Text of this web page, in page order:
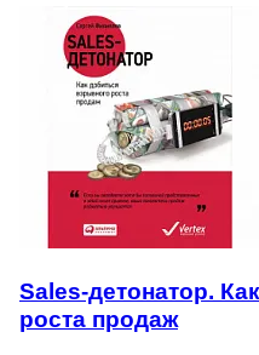
Sales-детонатор.
роста продаж